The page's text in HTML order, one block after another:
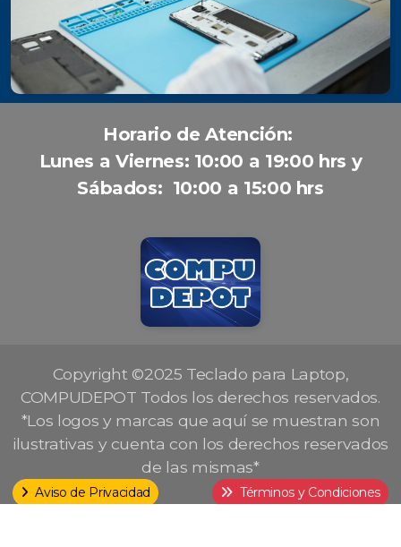
Horario de Atención:
Lunes a Viernes: 10:00 a 19:00 hrs y
Sábados: 10:00 a 15:00 hrs
Copyright ©2025 Teclado para Laptop,
COMPUDEPOT Todos los derechos reservados.
*Los logos y marcas que aquí se muestran son
ilustrativas y cuenta con los derechos reservados
de las mismas*
Aviso de Privacidad Términos y Condiciones